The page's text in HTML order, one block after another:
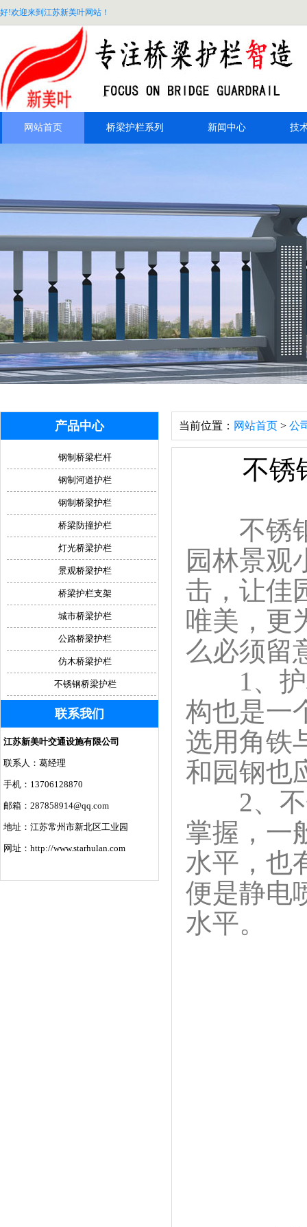
好!欢迎来到江苏新美叶网站！
网站首页 桥梁护栏系列 新闻中心 技
当前位置： 网站首页 > 公
不锈
不锈钢
园林景观
击，让佳
唯美，更
么必须留
1、护
构也是一
选用角铁
和园钢也
2、不
掌握，一
水平，也
便是静电
水平。
产品中心
钢制桥梁栏杆
钢制河道护栏
钢制桥梁护栏
桥梁防撞护栏
灯光桥梁护栏
景观桥梁护栏
桥梁护栏支架
城市桥梁护栏
公路桥梁护栏
仿木桥梁护栏
不锈钢桥梁护栏
联系我们
江苏新美叶交通设施有限公司
联系人：葛经理
手机：13706128870
邮箱：287858914@qq.com
地址：江苏常州市新北区工业园
网址：http://www.starhulan.com